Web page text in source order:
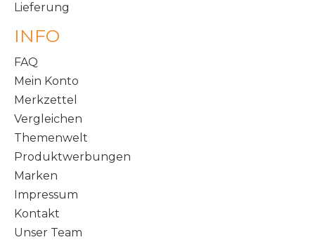
Lieferung
INFO
FAQ
Mein Konto
Merkzettel
Vergleichen
Themenwelt
Produktwerbungen
Marken
Impressum
Kontakt
Unser Team